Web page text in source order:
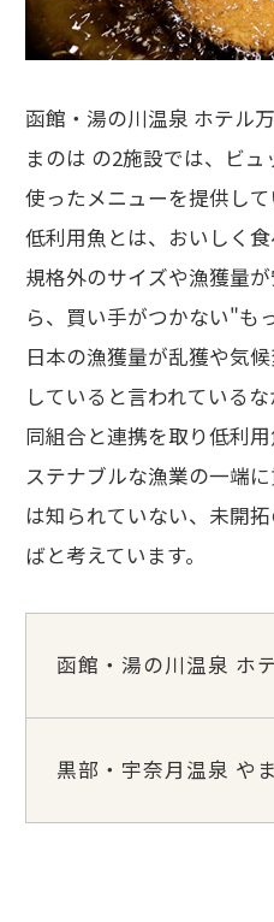
函館・湯の川温泉 ホテル
まのは の2施設では、ビ
使ったメニューを提供して
低利用魚とは、おいしく食
規格外のサイズや漁獲量
ら、買い手がつかない"も
日本の漁獲量が乱獲や気
していると言われている
同組合と連携を取り低利
ステナブルな漁業の一端
は知られていない、未開
ばと考えています。
函館・湯の川温泉 ホ
黒部・宇奈月温泉 や